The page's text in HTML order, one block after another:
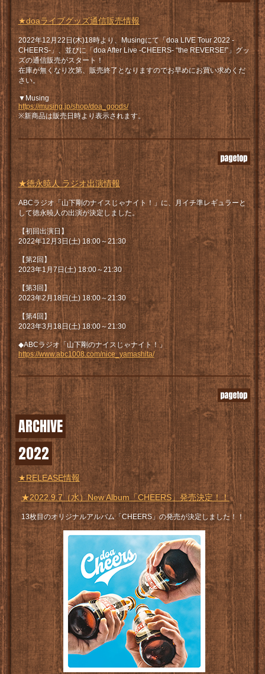
★doaライブグッズ通信販売情報
2022年12月22日(木)18時より、Musingにて「doa LIVE Tour 2022 -
CHEERS-」、並びに「doa After Live -CHEERS- “the REVERSE!”」グッ
ズの通信販売がスタート！
在庫が無くなり次第、販売終了となりますのでお早めにお買い求めくだ
さい。
▼Musing
https://musing.jp/shop/doa_goods/
※新商品は販売日時より表示されます。
★徳永暁人 ラジオ出演情報
ABCラジオ「山下剛のナイスじゃナイト！」に、月イチ準レギュラーと
して徳永暁人の出演が決定しました。
【初回出演日】
2022年12月3日(土) 18:00～21:30
【第2回】
2023年1月7日(土) 18:00～21:30
【第3回】
2023年2月18日(土) 18:00～21:30
【第4回】
2023年3月18日(土) 18:00～21:30
◆ABCラジオ「山下剛のナイスじゃナイト！」
https://www.abc1008.com/nice_yamashita/
ARCHIVE
2022
★RELEASE情報
★2022.9.7（水）New Album「CHEERS」発売決定！！
13枚目のオリジナルアルバム「CHEERS」の発売が決定しました！！